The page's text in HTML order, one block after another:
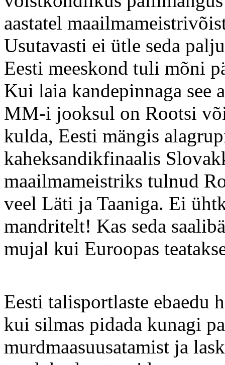
aastatel
Usutavasti ei ütle seda
Eesti meeskond tuli mõni
Kui laia kandepinnaga see
MM-i jooksul on Rootsi
kulda, Eesti mängis
kaheksandikfinaalis
maailmameistriks tulnud
veel Läti ja Taaniga. Ei
mandritelt! Kas seda
mujal kui Euroopas
Eesti talisportlaste ebaedu
kui silmas pidada kunagi
murdmaasuusatamist ja